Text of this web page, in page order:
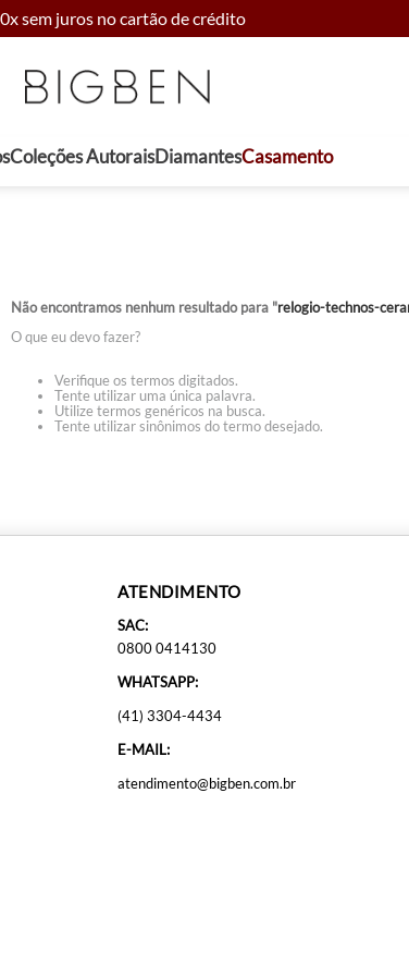
sem juros no cartão de crédito
Coleções AutoraisDiamantesCasamento
Não encontramos nenhum resultado para "relogio-technos-
O que eu devo fazer?
Verifique os termos digitados.
Tente utilizar uma única palavra.
Utilize termos genéricos na busca.
Tente utilizar sinônimos do termo desejado.
ATENDIMENTO
SAC:
0800 0414130
WHATSAPP:
(41) 3304-4434
E-MAIL:
atendimento@bigben.com.br